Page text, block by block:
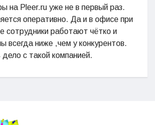
на Pleer.ru уже не в первый раз.
оперативно. Да и в офисе при
сотрудники работают чётко и
всегда ниже ,чем у конкурентов.
дело с такой компанией.